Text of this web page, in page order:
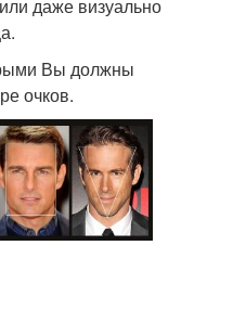
даже визуально
Вы должны
очков.